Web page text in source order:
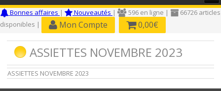
Bonnes affaires | Nouveautés | 596 en ligne |
66726 articles
disponibles |
Mon Compte 0,00€
ASSIETTES NOVEMBRE 2023
ASSIETTES NOVEMBRE 2023